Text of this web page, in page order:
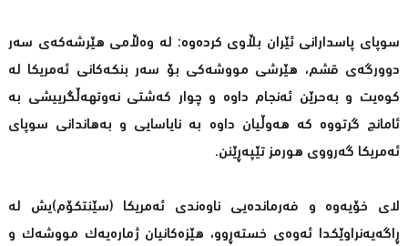
سوپای پاسدارانی ئێران بڵاوی كردەوە: لە وەڵامی هێرشەكەی سەر
دوورگەی قشم، هێرشی مووشەكی بۆ سەر بنكەكانی ئەمریكا لە
كوەیت و بەحرێن ئەنجام داوە و چوار كەشتی نەوتهەڵگرییشی بە
ئامانج گرتووە كە هەوڵیان داوە بە نایاسایی و بەهاندانی سوپای
ئەمریكا گەرووی هورمز تێپەڕێنن.
لای خۆیەوە و فەرماندەیی ناوەندی ئەمریكا (سێنتكۆم)یش لە
ڕاگەیەنراوێكدا ئەوەی خستەڕوو، هێزەكانیان ژمارەیەك مووشەك و